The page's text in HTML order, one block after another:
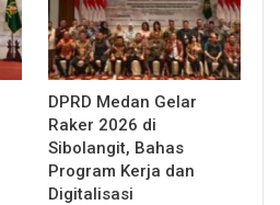
DPRD Medan Gelar
Raker 2026 di
Sibolangit, Bahas
Program Kerja dan
Digitalisasi